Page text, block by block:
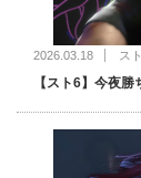
2026.03.18 ス
【スト6】今夜